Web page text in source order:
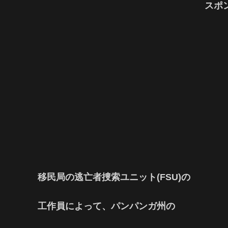
スポ
移民局の逃亡者捜索ユニット(FSU)の
工作員によって、パンパンガ州の